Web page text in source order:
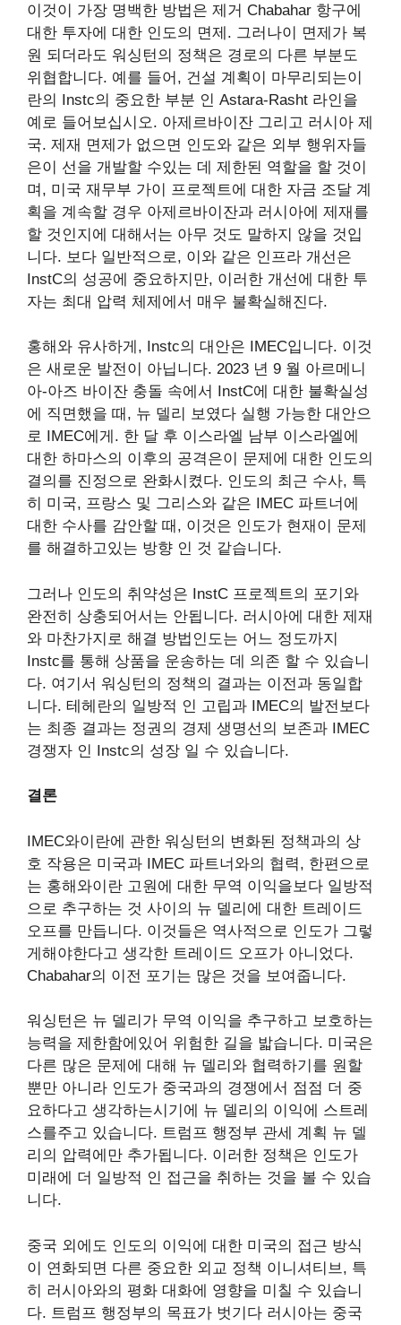
이것이 가장 명백한 방법은 제거 Chabahar 항구에
대한 투자에 대한 인도의 면제. 그러나이 면제가 복
원 되더라도 워싱턴의 정책은 경로의 다른 부분도
위협합니다. 예를 들어, 건설 계획이 마무리되는이
란의 Instc의 중요한 부분 인 Astara-Rasht 라인을
예로 들어보십시오. 아제르바이잔 그리고 러시아 제
국. 제재 면제가 없으면 인도와 같은 외부 행위자들
은이 선을 개발할 수있는 데 제한된 역할을 할 것이
며, 미국 재무부 가이 프로젝트에 대한 자금 조달 계
획을 계속할 경우 아제르바이잔과 러시아에 제재를
할 것인지에 대해서는 아무 것도 말하지 않을 것입
니다. 보다 일반적으로, 이와 같은 인프라 개선은
InstC의 성공에 중요하지만, 이러한 개선에 대한 투
자는 최대 압력 체제에서 매우 불확실해진다.
홍해와 유사하게, Instc의 대안은 IMEC입니다. 이것
은 새로운 발전이 아닙니다. 2023 년 9 월 아르메니
아-아즈 바이잔 충돌 속에서 InstC에 대한 불확실성
에 직면했을 때, 뉴 델리 보였다 실행 가능한 대안으
로 IMEC에게. 한 달 후 이스라엘 남부 이스라엘에
대한 하마스의 이후의 공격은이 문제에 대한 인도의
결의를 진정으로 완화시켰다. 인도의 최근 수사, 특
히 미국, 프랑스 및 그리스와 같은 IMEC 파트너에
대한 수사를 감안할 때, 이것은 인도가 현재이 문제
를 해결하고있는 방향 인 것 같습니다.
그러나 인도의 취약성은 InstC 프로젝트의 포기와
완전히 상충되어서는 안됩니다. 러시아에 대한 제재
와 마찬가지로 해결 방법 인도는 어느 정도까지
Instc를 통해 상품을 운송하는 데 의존 할 수 있습니
다. 여기서 워싱턴의 정책의 결과는 이전과 동일합
니다. 테헤란의 일방적 인 고립과 IMEC의 발전보다
는 최종 결과는 정권의 경제 생명선의 보존과 IMEC
경쟁자 인 Instc의 성장 일 수 있습니다.
결론
IMEC와이란에 관한 워싱턴의 변화된 정책과의 상
호 작용은 미국과 IMEC 파트너와의 협력, 한편으로
는 홍해와이란 고원에 대한 무역 이익을보다 일방적
으로 추구하는 것 사이의 뉴 델리에 대한 트레이드
오프를 만듭니다. 이것들은 역사적으로 인도가 그렇
게해야한다고 생각한 트레이드 오프가 아니었다.
Chabahar의 이전 포기는 많은 것을 보여줍니다.
워싱턴은 뉴 델리가 무역 이익을 추구하고 보호하는
능력을 제한함에있어 위험한 길을 밟습니다. 미국은
다른 많은 문제에 대해 뉴 델리와 협력하기를 원할
뿐만 아니라 인도가 중국과의 경쟁에서 점점 더 중
요하다고 생각하는시기에 뉴 델리의 이익에 스트레
스를주고 있습니다. 트럼프 행정부 관세 계획 뉴 델
리의 압력에만 추가됩니다. 이러한 정책은 인도가
미래에 더 일방적 인 접근을 취하는 것을 볼 수 있습
니다.
중국 외에도 인도의 이익에 대한 미국의 접근 방식
이 연화되면 다른 중요한 외교 정책 이니셔티브, 특
히 러시아와의 평화 대화에 영향을 미칠 수 있습니
다. 트럼프 행정부의 목표가 벗기다 러시아는 중국